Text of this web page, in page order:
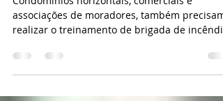
Associações
Condomínios horizontais, comerciais e
associações de moradores, também precisam
anualmente....